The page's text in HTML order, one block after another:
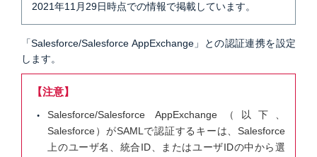
2021年11月29日時点での情報で掲載しています。
「Salesforce/Salesforce AppExchange」との認証連携を設定
します。
【注意】
Salesforce/Salesforce AppExchange（以下、
Salesforce）がSAMLで認証するキーは、Salesforce
上のユーザ名、統合ID、またはユーザIDの中から選